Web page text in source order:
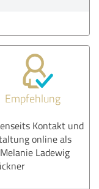
Empfehlung
Kontakt und
online als
Ladewig